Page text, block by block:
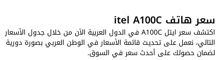
سعر هاتف itel A100C
اكتشف سعر ايتل A100C في الدول العربية الآن من خلال جدول الأسعار
التالي، نعمل على تحديث قائمة الأسعار في الوطن العربي بصورة دورية
لضمان حصولك على أحدث سعر في السوق.